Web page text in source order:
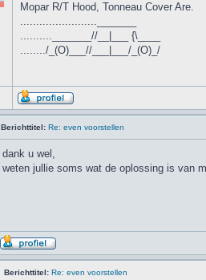
Mopar R/T Hood, Tonneau Cover Are.
........................_______
.........._______//__|___ {\____
......../_(O)___//___|___/_(O)_/
Berichttitel: Re: even voorstellen
dank u wel,
weten jullie soms wat de oplossing is van
Berichttitel: Re: even voorstellen